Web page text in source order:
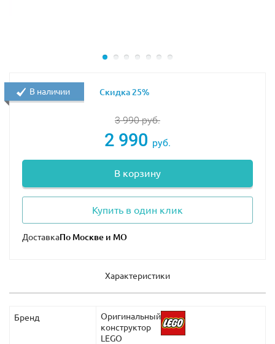
3 990руб.
2 990 руб.
В корзину
Купить в один клик
Доставка
В наличии Скидка 25%
Характеристики
Бренд
Оригинальный
конструктор
LEGO